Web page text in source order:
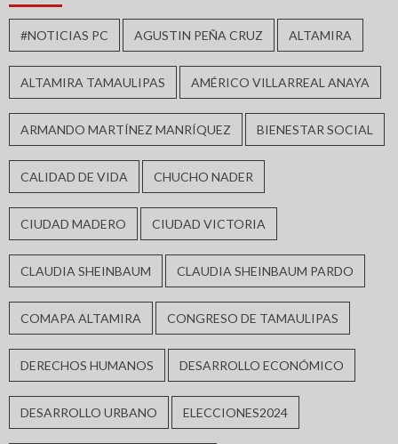
#NOTICIAS PC AGUSTIN PEÑA CRUZ ALTAMIRA
ALTAMIRA TAMAULIPAS AMÉRICO VILLARREAL ANAYA
ARMANDO MARTÍNEZ MANRÍQUEZ BIENESTAR SOCIAL
CALIDAD DE VIDA CHUCHO NADER
CIUDAD MADERO CIUDAD VICTORIA
CLAUDIA SHEINBAUM CLAUDIA SHEINBAUM PARDO
COMAPA ALTAMIRA CONGRESO DE TAMAULIPAS
DERECHOS HUMANOS DESARROLLO ECONÓMICO
DESARROLLO URBANO ELECCIONES2024